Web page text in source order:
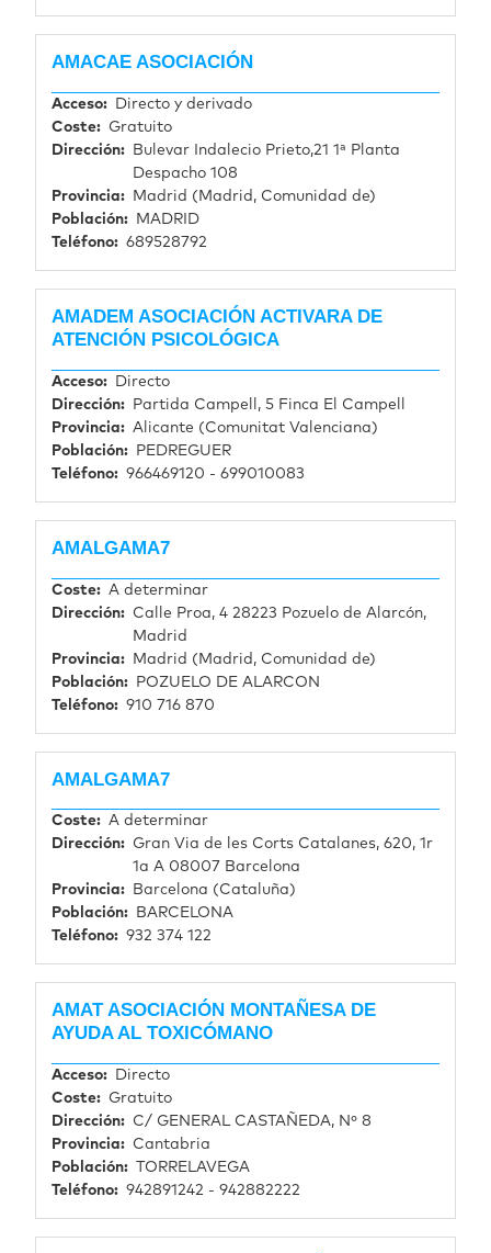
AMACAE ASOCIACIÓN
Acceso
Directo y derivado
Coste
Gratuito
Dirección
Bulevar Indalecio Prieto,21 1ª Planta
Despacho 108
Provincia
Madrid (Madrid, Comunidad de)
Población
MADRID
Teléfono
689528792
AMADEM ASOCIACIÓN ACTIVARA DE
ATENCIÓN PSICOLÓGICA
Acceso
Directo
Dirección
Partida Campell, 5 Finca El Campell
Provincia
Alicante (Comunitat Valenciana)
Población
PEDREGUER
Teléfono
966469120 - 699010083
AMALGAMA7
Coste
A determinar
Dirección
Calle Proa, 4 28223 Pozuelo de Alarcón,
Madrid
Provincia
Madrid (Madrid, Comunidad de)
Población
POZUELO DE ALARCON
Teléfono
910 716 870
AMALGAMA7
Coste
A determinar
Dirección
Gran Via de les Corts Catalanes, 620, 1r
1a A 08007 Barcelona
Provincia
Barcelona (Cataluña)
Población
BARCELONA
Teléfono
932 374 122
AMAT ASOCIACIÓN MONTAÑESA DE
AYUDA AL TOXICÓMANO
Acceso
Directo
Coste
Gratuito
Dirección
C/ GENERAL CASTAÑEDA, Nº 8
Provincia
Cantabria
Población
TORRELAVEGA
Teléfono
942891242 - 942882222
Página de ejemplo